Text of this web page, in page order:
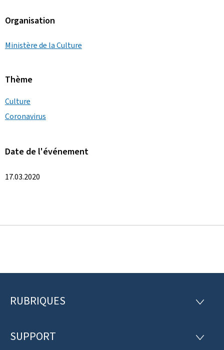
Organisation
Ministère de la Culture
Thème
Culture
Coronavirus
Date de l'événement
17.03.2020
P
e
RUBRIQUES
R
R
SUPPORT
S